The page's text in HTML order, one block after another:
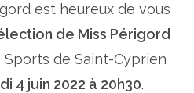
est heureux de vous
de Miss Périgord
Sports de Saint-Cyprien
4 juin 2022 à 20h30.